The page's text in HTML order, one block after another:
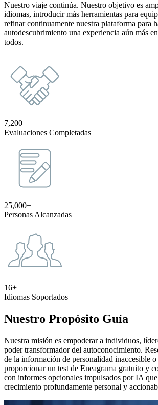
Nuestro viaje continúa. Nuestro objetivo es
idiomas, introducir más herramientas para
refinar continuamente nuestra plataforma para
autodescubrimiento una experiencia aún más
todos.
7,200+
Evaluaciones Completadas
25,000+
Personas Alcanzadas
16+
Idiomas Soportados
Nuestro Propósito Guía
Nuestra misión es empoderar a individuos,
poder transformador del autoconocimiento.
de la información de personalidad inaccesible o
proporcionar un test de Eneagrama gratuito y
con informes opcionales impulsados por IA
crecimiento profundamente personal y